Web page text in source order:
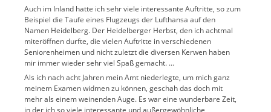
Auch im Inland hatte ich sehr viele interessante Auftritte, so zum
Beispiel die Taufe eines Flugzeugs der Lufthansa auf den
Namen Heidelberg. Der Heidelberger Herbst, den ich achtmal
miteröffnen durfte, die vielen Auftritte in verschiedenen
Seniorenheimen und nicht zuletzt die diversen Kerwen haben
mir immer wieder sehr viel Spaß gemacht. …
Als ich nach acht Jahren mein Amt niederlegte, um mich ganz
meinem Examen widmen zu können, geschah das doch mit
mehr als einem weinenden Auge. Es war eine wunderbare Zeit,
in der ich so viele interessante und außergewöhnliche